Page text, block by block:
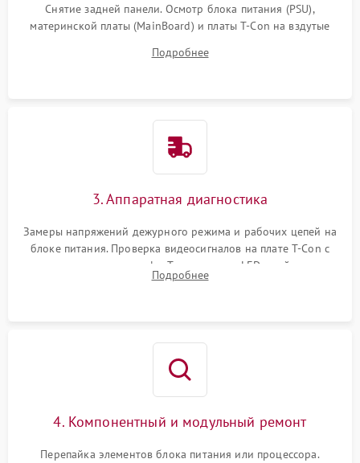
Снятие задней панели. Осмотр блока питания (PSU),
материнской платы (MainBoard) и платы T-Con на вздутые
Проверка надежности фиксации и целостности шлейфов.
Подробнее
3. Аппаратная диагностика
Замеры напряжений дежурного режима и рабочих цепей на
блоке питания. Проверка видеосигналов на плате T-Con с
помощью осциллографа. Тестирование LED-драйвера и
светодиодных планок подсветки мультиметром.
Подробнее
4. Компонентный и модульный ремонт
Перепайка элементов блока питания или процессора.